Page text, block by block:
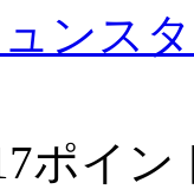
ンス
ポイ